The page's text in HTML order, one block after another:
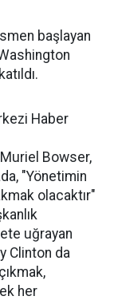
başlayan
Haber
Muriel Bowser,
"Yönetimin
olacaktır"
uğrayan
Clinton da
her